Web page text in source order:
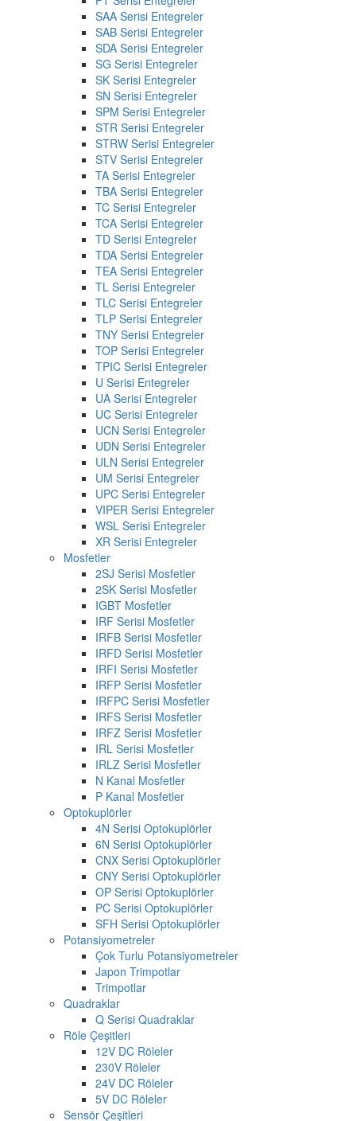
SAA Serisi Entegreler
SAB Serisi Entegreler
SDA Serisi Entegreler
SG Serisi Entegreler
SK Serisi Entegreler
SN Serisi Entegreler
SPM Serisi Entegreler
STR Serisi Entegreler
STRW Serisi Entegreler
STV Serisi Entegreler
TA Serisi Entegreler
TBA Serisi Entegreler
TC Serisi Entegreler
TCA Serisi Entegreler
TD Serisi Entegreler
TDA Serisi Entegreler
TEA Serisi Entegreler
TL Serisi Entegreler
TLC Serisi Entegreler
TLP Serisi Entegreler
TNY Serisi Entegreler
TOP Serisi Entegreler
TPIC Serisi Entegreler
U Serisi Entegreler
UA Serisi Entegreler
UC Serisi Entegreler
UCN Serisi Entegreler
UDN Serisi Entegreler
ULN Serisi Entegreler
UM Serisi Entegreler
UPC Serisi Entegreler
VIPER Serisi Entegreler
WSL Serisi Entegreler
XR Serisi Entegreler
Mosfetler
2SJ Serisi Mosfetler
2SK Serisi Mosfetler
IGBT Mosfetler
IRF Serisi Mosfetler
IRFB Serisi Mosfetler
IRFD Serisi Mosfetler
IRFI Serisi Mosfetler
IRFP Serisi Mosfetler
IRFPC Serisi Mosfetler
IRFS Serisi Mosfetler
IRFZ Serisi Mosfetler
IRL Serisi Mosfetler
IRLZ Serisi Mosfetler
N Kanal Mosfetler
P Kanal Mosfetler
Optokuplörler
4N Serisi Optokuplörler
6N Serisi Optokuplörler
CNX Serisi Optokuplörler
CNY Serisi Optokuplörler
OP Serisi Optokuplörler
PC Serisi Optokuplörler
SFH Serisi Optokuplörler
Potansiyometreler
Çok Turlu Potansiyometreler
Japon Trimpotlar
Trimpotlar
Quadraklar
Q Serisi Quadraklar
Röle Çeşitleri
12V DC Röleler
230V Röleler
24V DC Röleler
5V DC Röleler
Sensör Çeşitleri